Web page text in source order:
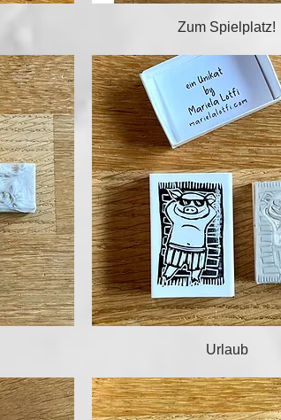
Schnellansicht
Zum Spielplatz!
Schnellansicht
Urlaub